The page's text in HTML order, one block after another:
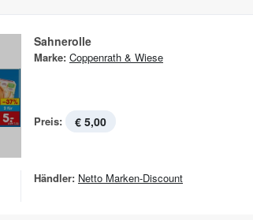
Sahnerolle
Marke: Coppenrath & Wiese
Preis: € 5,00
Händler: Netto Marken-Discount